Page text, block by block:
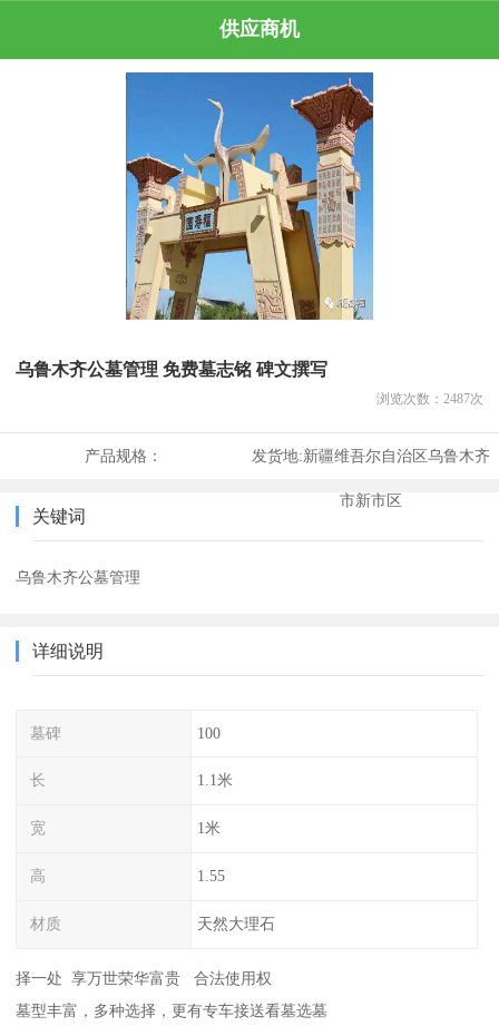
供应商机
乌鲁木齐公墓管理 免费墓志铭 碑文撰写
浏览次数： 2487次
产品规格： 发货地:新疆维吾尔自治区乌鲁木齐
市新市区
关键词
乌鲁木齐公墓管理
详细说明
墓碑 100
长 1.1米
宽 1米
高 1.55
材质 天然大理石
择一处 享万世荣华富贵 合法使用权
墓型丰富，多种选择，更有专车接送看墓选墓